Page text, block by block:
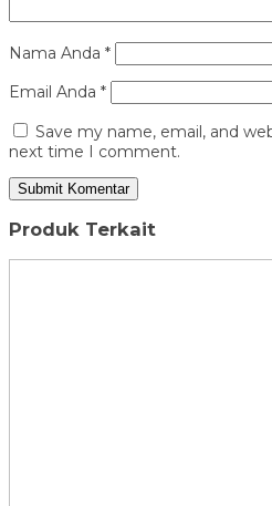
Nama Anda *
Email Anda *
Save my name, email, and
next time I comment.
Produk Terkait